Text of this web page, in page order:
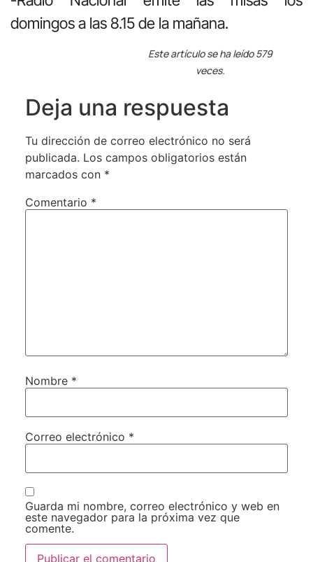
domingos a las 8.15 de la mañana.
Este artículo se ha leído 579
veces.
Deja una respuesta
Tu dirección de correo electrónico no será
publicada. Los campos obligatorios están
marcados con *
Comentario *
Nombre *
Correo electrónico *
Guarda mi nombre, correo electrónico y web en
este navegador para la próxima vez que
comente.